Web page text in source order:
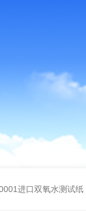
进口双氧水测试纸